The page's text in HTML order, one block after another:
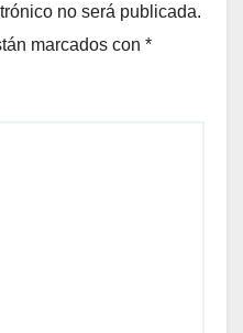
no será publicada.
marcados con *